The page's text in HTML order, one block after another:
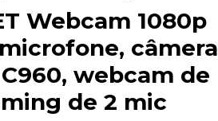
Webcam 1080p
câmera
webcam de
de 2 mic